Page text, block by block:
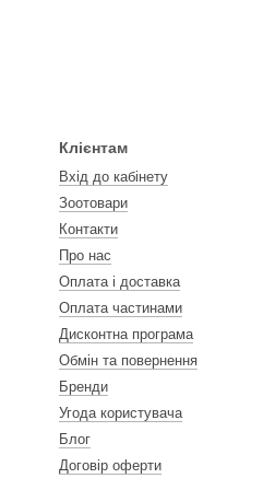
Клієнтам
Вхід до кабінету
Зоотовари
Контакти
Про нас
Оплата і доставка
Оплата частинами
Дисконтна програма
Обмін та повернення
Бренди
Угода користувача
Блог
Договір оферти